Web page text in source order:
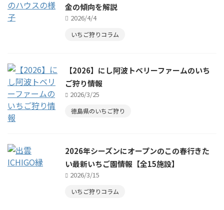
金の傾向を解説
2026/4/4
いちご狩りコラム
【2026】にし阿波トベリーファームのいち
ご狩り情報
2026/3/25
徳島県のいちご狩り
2026年シーズンにオープンのこの春行きた
い最新いちご園情報【全15施設】
2026/3/15
いちご狩りコラム